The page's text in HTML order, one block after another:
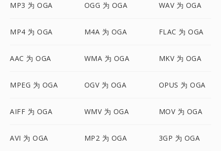
MP3 为 OGA OGG 为 OGA WAV 为 OGA
MP4 为 OGA M4A 为 OGA FLAC 为 OGA
AAC 为 OGA WMA 为 OGA MKV 为 OGA
MPEG 为 OGA OGV 为 OGA OPUS 为 OGA
AIFF 为 OGA WMV 为 OGA MOV 为 OGA
AVI 为 OGA MP2 为 OGA 3GP 为 OGA